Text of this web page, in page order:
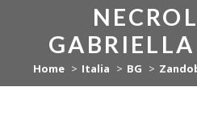
Home Italia BG